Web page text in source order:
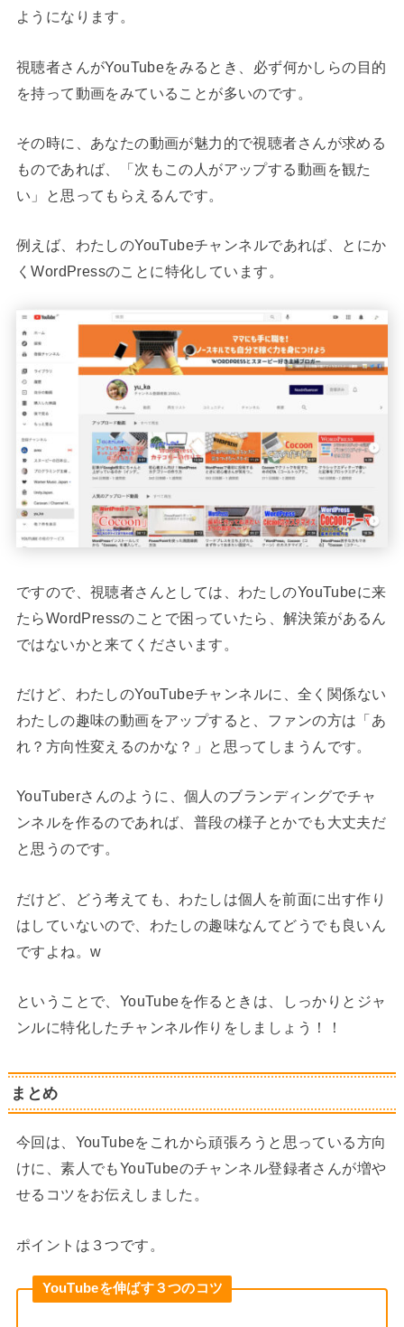
ようになります。
視聴者さんがYouTubeをみるとき、必ず何かしらの目的
を持って動画をみていることが多いのです。
その時に、あなたの動画が魅力的で視聴者さんが求める
ものであれば、「次もこの人がアップする動画を観た
い」と思ってもらえるんです。
例えば、わたしのYouTubeチャンネルであれば、とにか
くWordPressのことに特化しています。
ですので、視聴者さんとしては、わたしのYouTubeに来
たらWordPressのことで困っていたら、解決策があるん
ではないかと来てくださいます。
だけど、わたしのYouTubeチャンネルに、全く関係ない
わたしの趣味の動画をアップすると、ファンの方は「あ
れ？方向性変えるのかな？」と思ってしまうんです。
YouTuberさんのように、個人のブランディングでチャ
ンネルを作るのであれば、普段の様子とかでも大丈夫だ
と思うのです。
だけど、どう考えても、わたしは個人を前面に出す作り
はしていないので、わたしの趣味なんてどうでも良いん
ですよね。w
ということで、YouTubeを作るときは、しっかりとジャ
ンルに特化したチャンネル作りをしましょう！！
まとめ
今回は、YouTubeをこれから頑張ろうと思っている方向
けに、素人でもYouTubeのチャンネル登録者さんが増や
せるコツをお伝えしました。
ポイントは３つです。
YouTubeを伸ばす３つのコツ